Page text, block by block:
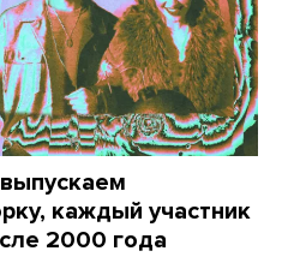
каждый участник
2000 года